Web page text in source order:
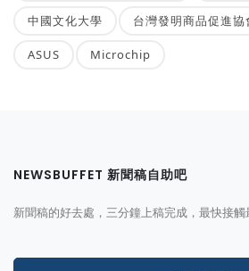
中國文化大學 台灣發明商品促進協
ASUS Microchip
NEWSBUFFET 新聞稿自助吧
新聞稿的好去處，三分鐘上稿完成，最快接觸